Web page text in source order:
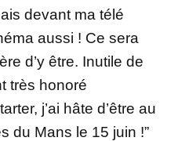
devant ma télé
aussi ! Ce sera
d’y être. Inutile de
très honoré
j’ai hâte d’être au
du Mans le 15 juin !”